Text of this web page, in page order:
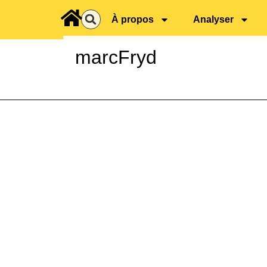
À propos Analyser
marcFryd